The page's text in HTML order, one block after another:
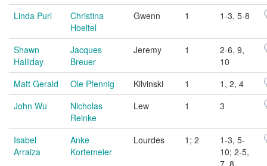
Linda Purl
Christina
Hoeltel
Gwenn 1 1-3, 5-8
Shawn
Halliday
Jacques
Breuer
Jeremy 1
2-6, 9,
10
Matt Gerald
Ole Pfennig Kilvinski 1
1, 2, 4
John Wu
Nicholas
Reinke
Lew 1 3
Isabel
Arraiza
Anke
Kortemeier
Lourdes 1; 2
1-3, 5-
10; 2-5,
7, 8